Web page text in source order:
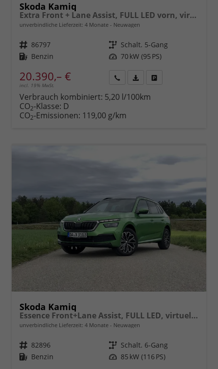
Skoda Kamiq
Extra Front + Lane Assist, FULL LED vorn, virtuelles Cockpit, manuelle Klima, Parksensoren hinten, ISOFIX, el. Fensterheber vorn uvm.
unverbindliche Lieferzeit: 4 Monate Neuwagen
Fahrzeugnr. 86797 Getriebe Schalt. 5-Gang
Kraftstoff Benzin Leistung 70 kW (95 PS)
20.390,– €
incl. 19% MwSt.
anfordern
Datei,
Verbrauch kombiniert: 5,20 l/100km
CO2-Klasse: D
CO2-Emissionen: 119,00 g/km
Skoda Kamiq
Essence Front+Lane Assist, FULL LED, virtuelles Cockpit, , Klima, Parksensoren, ISOFIX, el. Fensterheber vorn uvm.
unverbindliche Lieferzeit: 4 Monate Neuwagen
Fahrzeugnr. 82896 Getriebe Schalt. 6-Gang
Kraftstoff Benzin Leistung 85 kW (116 PS)